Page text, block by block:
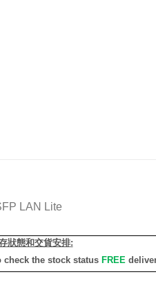
LAN Lite
狀態和交貨安排:
the stock status FREE